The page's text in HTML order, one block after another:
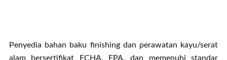
Penyedia bahan baku finishing dan perawatan kayu/serat
alam bersertifikat ECHA, EPA, dan memenuhi standar